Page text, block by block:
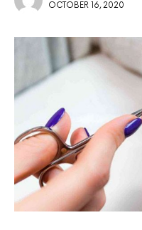
OCTOBER 16, 2020